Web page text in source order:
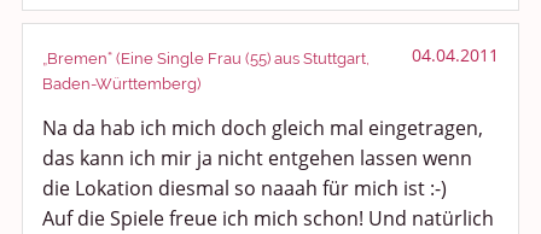
„Bremen“ (Eine Single Frau (55) aus Stuttgart,
Baden-Württemberg)
04.04.2011
Na da hab ich mich doch gleich mal eingetragen,
das kann ich mir ja nicht entgehen lassen wenn
die Lokation diesmal so naaah für mich ist :-)
Auf die Spiele freue ich mich schon! Und natürlich